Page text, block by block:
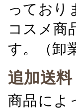
っており
コスメ商
す。（卸
追加送料
商品によ